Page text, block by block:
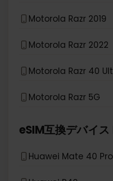
Motorola Razr 2019
Motorola Razr 2022
Motorola Razr 40
Motorola Razr 5G
eSIM互換デバイス
Huawei Mate 40 Pro